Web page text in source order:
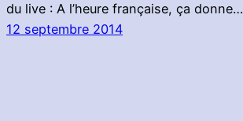
du live : A l’heure française, ça donne…
12 septembre 2014